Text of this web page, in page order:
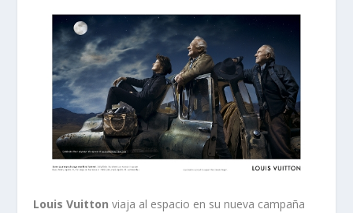
Louis Vuitton viaja al espacio en su nueva campaña